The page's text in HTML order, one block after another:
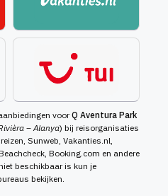
voorQ Aventura Park
– Alanya) bij reisorganisaties
Sunweb, Vakanties.nl,
Booking.com en andere
beschikbaar is kun je
bekijken.